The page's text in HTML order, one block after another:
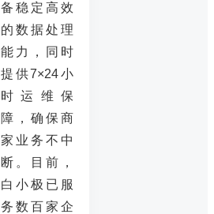
备稳定高效
的数据处理
能力，同时
提供7×24小
时运维保
障，确保商
家业务不中
断。目前，
白小极已服
务数百家企